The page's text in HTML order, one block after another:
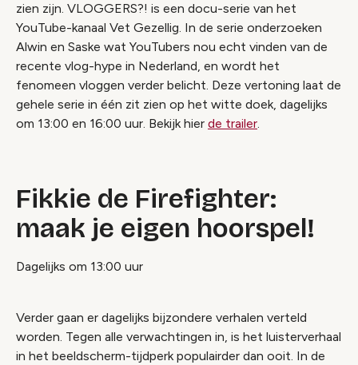
zien zijn. VLOGGERS?! is een docu-serie van het
YouTube-kanaal Vet Gezellig. In de serie onderzoeken
Alwin en Saske wat YouTubers nou echt vinden van de
recente vlog-hype in Nederland, en wordt het
fenomeen vloggen verder belicht. Deze vertoning laat de
gehele serie in één zit zien op het witte doek, dagelijks
om 13:00 en 16:00 uur. Bekijk hier de trailer.
Fikkie de Firefighter:
maak je eigen hoorspel!
Dagelijks om 13:00 uur
Verder gaan er dagelijks bijzondere verhalen verteld
worden. Tegen alle verwachtingen in, is het luisterverhaal
in het beeldscherm-tijdperk populairder dan ooit. In de